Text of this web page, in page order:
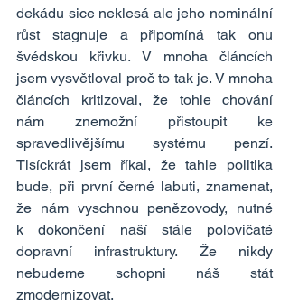
dekádu sice neklesá ale jeho nominální
růst stagnuje a připomíná tak onu
švédskou křivku. V mnoha článcích
jsem vysvětloval proč to tak je. V mnoha
článcích kritizoval, že tohle chování
nám znemožní přistoupit ke
spravedlivějšímu systému penzí.
Tisíckrát jsem říkal, že tahle politika
bude, při první černé labuti, znamenat,
že nám vyschnou penězovody, nutné
k dokončení naší stále polovičaté
dopravní infrastruktury. Že nikdy
nebudeme schopni náš stát
zmodernizovat.